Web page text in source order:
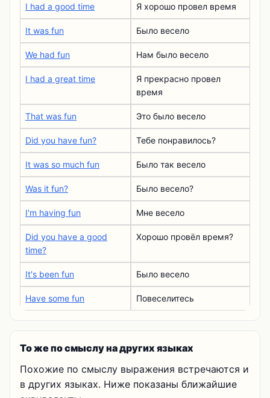
I had a good time Я хорошо провел время
It was fun Было весело
We had fun Нам было весело
I had a great time
Я прекрасно провел
время
That was fun Это было весело
Did you have fun? Тебе понравилось?
It was so much fun Было так весело
Was it fun? Было весело?
I'm having fun Мне весело
Did you have a good
time?
Хорошо провёл время?
It's been fun Было весело
Have some fun Повеселитесь
То же по смыслу на других языках
Похожие по смыслу выражения встречаются и
в других языках. Ниже показаны ближайшие